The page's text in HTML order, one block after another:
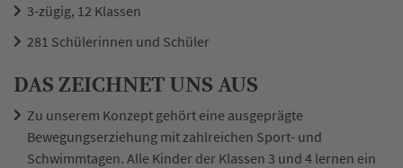
3-zügig, 12 Klassen
281 Schülerinnen und Schüler
DAS ZEICHNET UNS AUS
Zu unserem Konzept gehört eine ausgeprägte
Bewegungserziehung mit zahlreichen Sport- und
Schwimmtagen. Alle Kinder der Klassen 3 und 4 lernen ein